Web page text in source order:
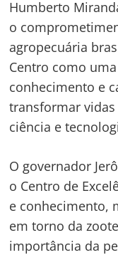
Humberto
o
agropecuária
Centro como
conhecimento e
transformar
ciência e
O governador
o Centro de
e conhecimento,
em torno da
importância da